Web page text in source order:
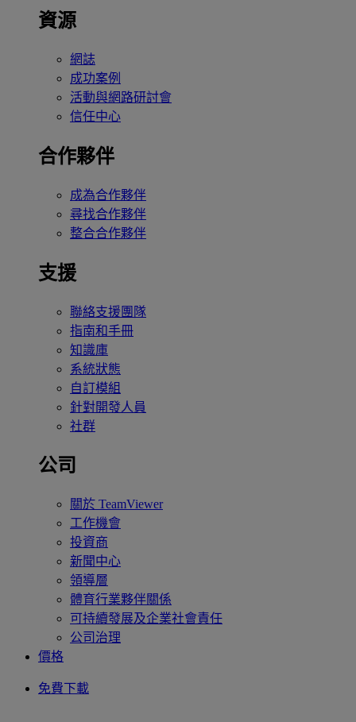
資源
網誌
成功案例
活動與網路研討會
信任中心
合作夥伴
成為合作夥伴
尋找合作夥伴
整合合作夥伴
支援
聯絡支援團隊
指南和手冊
知識庫
系統狀態
自訂模組
針對開發人員
社群
公司
關於 TeamViewer
工作機會
投資商
新聞中心
領導層
體育行業夥伴關係
可持續發展及企業社會責任
公司治理
價格
免費下載